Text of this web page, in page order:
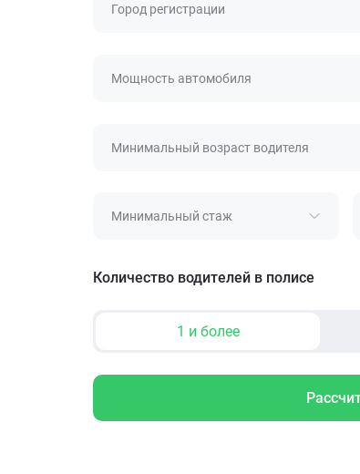
Город регистрации
Мощность автомобиля
Минимальный возраст водителя
Минимальный стаж
Количество водителей в полисе
1 и более